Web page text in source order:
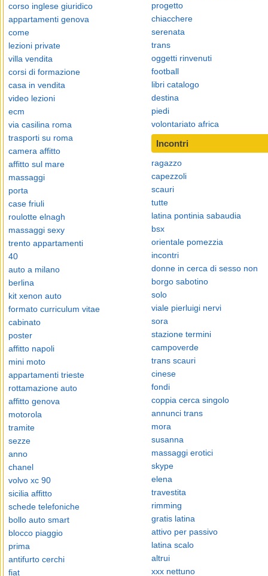
corso inglese giuridico
appartamenti genova
come
lezioni private
villa vendita
corsi di formazione
casa in vendita
video lezioni
ecm
via casilina roma
trasporti su roma
camera affitto
affitto sul mare
massaggi
porta
case friuli
roulotte elnagh
massaggi sexy
trento appartamenti
40
auto a milano
berlina
kit xenon auto
formato curriculum vitae
cabinato
poster
affitto napoli
mini moto
appartamenti trieste
rottamazione auto
affitto genova
motorola
tramite
sezze
anno
chanel
volvo xc 90
sicilia affitto
schede telefoniche
bollo auto smart
blocco piaggio
prima
antifurto cerchi
fiat
progetto
chiacchere
serenata
trans
oggetti rinvenuti
football
libri catalogo
destina
piedi
volontariato africa
Incontri
ragazzo
capezzoli
scauri
tutte
latina pontinia sabaudia
bsx
orientale pomezzia
incontri
donne in cerca di sesso non
borgo sabotino
solo
viale pierluigi nervi
sora
stazione termini
campoverde
trans scauri
cinese
fondi
coppia cerca singolo
annunci trans
mora
susanna
massaggi erotici
skype
elena
travestita
rimming
gratis latina
attivo per passivo
latina scalo
altrui
xxx nettuno